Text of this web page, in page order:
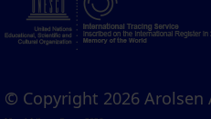
© Copyright 2026 Arolsen